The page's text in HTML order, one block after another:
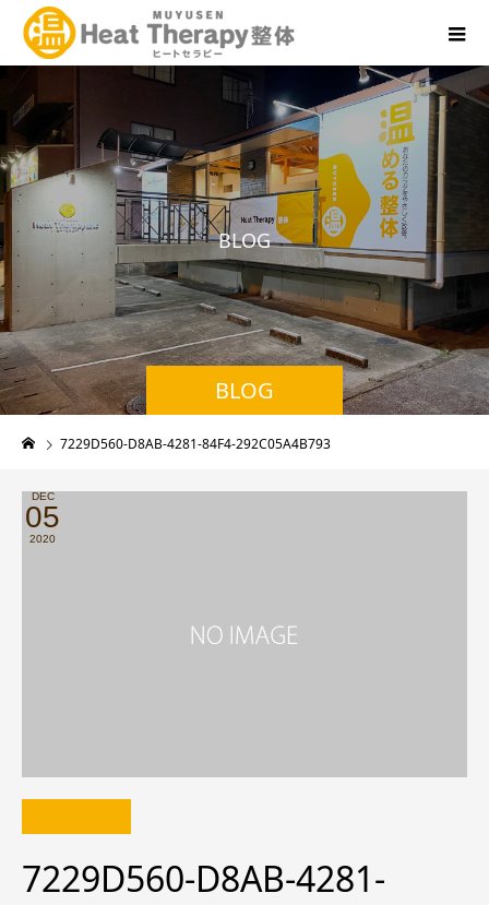
BLOG
BLOG
7229D560-D8AB-4281-84F4-292C05A4B793
DEC
05
2020
7229D560-D8AB-4281-